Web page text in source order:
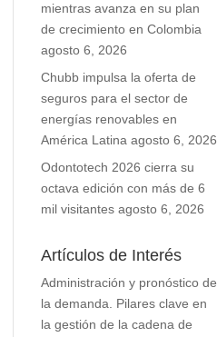
mientras avanza en su plan
de crecimiento en Colombia
agosto 6, 2026
Chubb impulsa la oferta de
seguros para el sector de
energías renovables en
América Latina agosto 6, 2026
Odontotech 2026 cierra su
octava edición con más de 6
mil visitantes agosto 6, 2026
Artículos de Interés
Administración y pronóstico de
la demanda. Pilares clave en
la gestión de la cadena de